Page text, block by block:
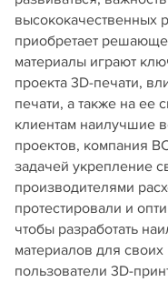
высококачественных
приобретает
материалы играют
проекта 3D-печати,
печати, а также на ее
клиентам наилучшие
проектов, компания
задачей укрепление
производителями
протестировали и
чтобы разработать
материалов для своих
пользователи 3D-